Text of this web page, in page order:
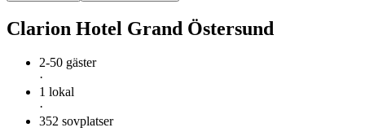
Clarion Hotel Grand Östersund
2-50 gäster
·
1 lokal
·
352 sovplatser